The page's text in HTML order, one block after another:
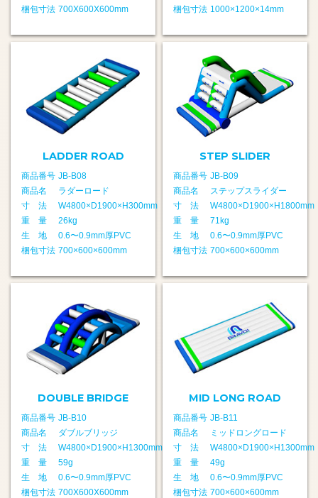
梱包寸法 700X600X600mm
梱包寸法 1000×1200×14mm
LADDER ROAD
商品番号 JB-B08
商品名
ラダーロード
寸 法
W4800×D1900×H300mm
重 量
26kg
生 地
0.6〜0.9mm厚PVC
梱包寸法 700×600×600mm
STEP SLIDER
商品番号 JB-B09
商品名
ステップスライダー
寸 法
W4800×D1900×H1800mm
重 量
71kg
生 地
0.6〜0.9mm厚PVC
梱包寸法 700×600×600mm
DOUBLE BRIDGE
商品番号 JB-B10
商品名
ダブルブリッジ
寸 法
W4800×D1900×H1300mm
重 量
59g
生 地
0.6〜0.9mm厚PVC
梱包寸法 700X600X600mm
MID LONG ROAD
商品番号 JB-B11
商品名
ミッドロングロード
寸 法
W4800×D1900×H1300mm
重 量
49g
生 地
0.6〜0.9mm厚PVC
梱包寸法 700×600×600mm